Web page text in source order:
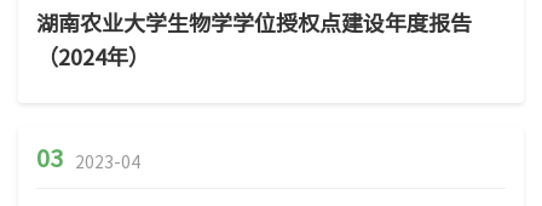
湖南农业大学生物学学位授权点建设年度报告
（2024年）
03 2023-04